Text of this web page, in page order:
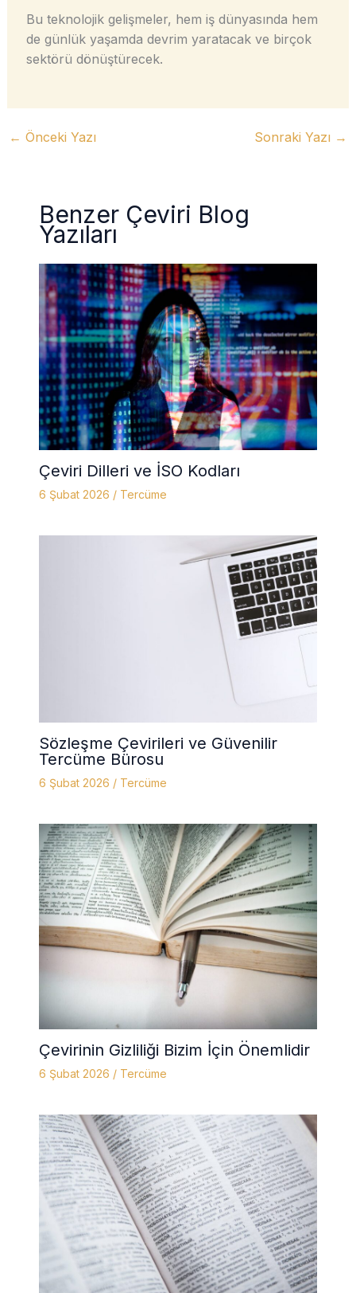
Bu teknolojik gelişmeler, hem iş dünyasında hem
de günlük yaşamda devrim yaratacak ve birçok
sektörü dönüştürecek.
← Önceki Yazı Sonraki Yazı →
Benzer Çeviri Blog
Yazıları
Çeviri Dilleri ve İSO Kodları
6 Şubat 2026 / Tercüme
Sözleşme Çevirileri ve Güvenilir
Tercüme Bürosu
6 Şubat 2026 / Tercüme
Çevirinin Gizliliği Bizim İçin Önemlidir
6 Şubat 2026 / Tercüme